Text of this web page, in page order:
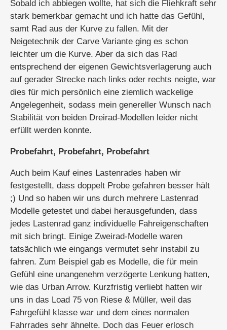
Sobald ich abbiegen wollte, hat sich die Fliehkraft sehr
stark bemerkbar gemacht und ich hatte das Gefühl,
samt Rad aus der Kurve zu fallen. Mit der
Neigetechnik der Carve Variante ging es schon
leichter um die Kurve. Aber da sich das Rad
entsprechend der eigenen Gewichtsverlagerung auch
auf gerader Strecke nach links oder rechts neigte, war
dies für mich persönlich eine ziemlich wackelige
Angelegenheit, sodass mein genereller Wunsch nach
Stabilität von beiden Dreirad-Modellen leider nicht
erfüllt werden konnte.
Probefahrt, Probefahrt, Probefahrt
Auch beim Kauf eines Lastenrades haben wir
festgestellt, dass doppelt Probe gefahren besser hält
;) Und so haben wir uns durch mehrere Lastenrad
Modelle getestet und dabei herausgefunden, dass
jedes Lastenrad ganz individuelle Fahreigenschaften
mit sich bringt. Einige Zweirad-Modelle waren
tatsächlich wie eingangs vermutet sehr instabil zu
fahren. Zum Beispiel gab es Modelle, die für mein
Gefühl eine unangenehm verzögerte Lenkung hatten,
wie das Urban Arrow. Kurzfristig verliebt hatten wir
uns in das Load 75 von Riese & Müller, weil das
Fahrgefühl klasse war und dem eines normalen
Fahrrades sehr ähnelte. Doch das Feuer erlosch